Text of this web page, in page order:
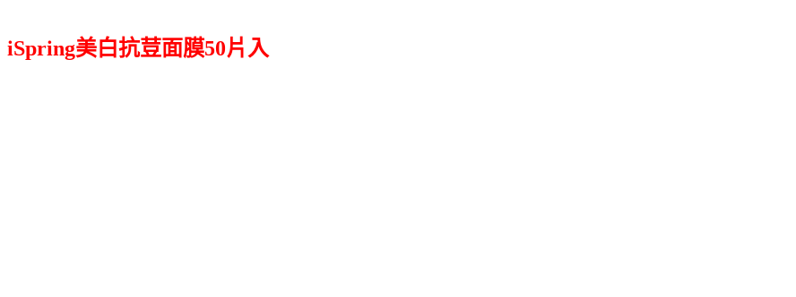
iSpring美白抗荳面膜50片入